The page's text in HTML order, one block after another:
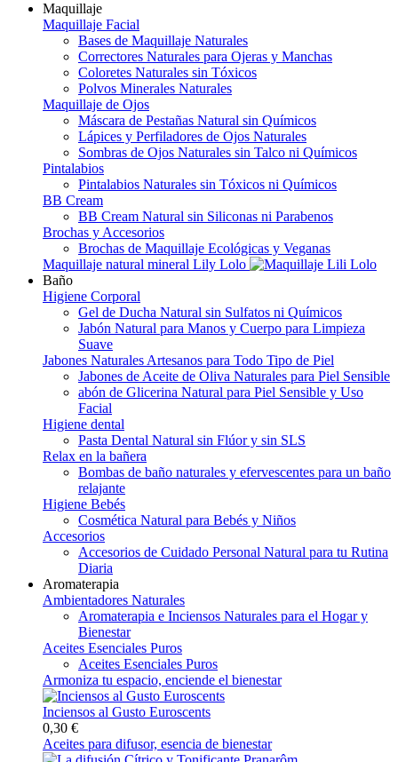
Maquillaje
Maquillaje Facial
Bases de Maquillaje Naturales
Correctores Naturales para Ojeras y Manchas
Coloretes Naturales sin Tóxicos
Polvos Minerales Naturales
Maquillaje de Ojos
Máscara de Pestañas Natural sin Químicos
Lápices y Perfiladores de Ojos Naturales
Sombras de Ojos Naturales sin Talco ni Químicos
Pintalabios
Pintalabios Naturales sin Tóxicos ni Químicos
BB Cream
BB Cream Natural sin Siliconas ni Parabenos
Brochas y Accesorios
Brochas de Maquillaje Ecológicas y Veganas
Maquillaje natural mineral Lily Lolo
Baño
Higiene Corporal
Gel de Ducha Natural sin Sulfatos ni Químicos
Jabón Natural para Manos y Cuerpo para Limpieza
Suave
Jabones Naturales Artesanos para Todo Tipo de Piel
Jabones de Aceite de Oliva Naturales para Piel Sensible
abón de Glicerina Natural para Piel Sensible y Uso
Facial
Higiene dental
Pasta Dental Natural sin Flúor y sin SLS
Relax en la bañera
Bombas de baño naturales y efervescentes para un baño
relajante
Higiene Bebés
Cosmética Natural para Bebés y Niños
Accesorios
Accesorios de Cuidado Personal Natural para tu Rutina
Diaria
Aromaterapia
Ambientadores Naturales
Aromaterapia e Inciensos Naturales para el Hogar y
Bienestar
Aceites Esenciales Puros
Aceites Esenciales Puros
Armoniza tu espacio, enciende el bienestar
Inciensos al Gusto Euroscents
0,30 €
Aceites para difusor, esencia de bienestar